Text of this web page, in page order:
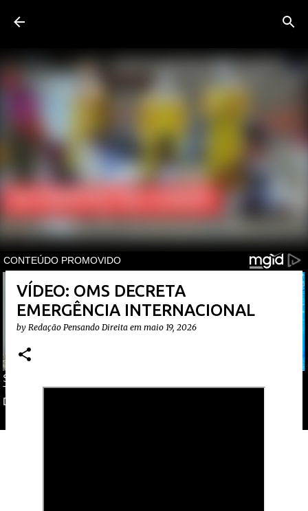
VÍDEO: OMS DECRETA
EMERGÊNCIA INTERNACIONAL
by Redação Pensando Direita em maio 19, 2026